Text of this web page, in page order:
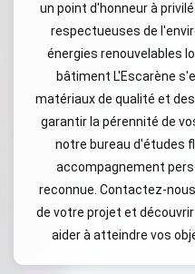
un point d'honneur à
respectueuses de
énergies renouvelables
bâtiment L'Escarène
matériaux de qualité et
garantir la pérennité de
notre bureau d'études
accompagnement
reconnue. Contactez-
de votre projet et
aider à atteindre vos